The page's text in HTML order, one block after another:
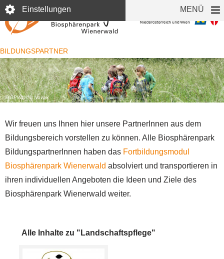
Direkt
zum
Inhalt
Einstellungen MENÜ
BILDUNGSPARTNER
© BPWW/N. Novak
Wir freuen uns Ihnen hier unsere PartnerInnen aus dem
Bildungsbereich vorstellen zu können. Alle Biosphärenpark
BildungspartnerInnen haben das Fortbildungsmodul
Biosphärenpark Wienerwald absolviert und transportieren in
ihren individuellen Angeboten die Ideen und Ziele des
Biosphärenpark Wienerwald weiter.
Alle Inhalte zu "Landschaftspflege"